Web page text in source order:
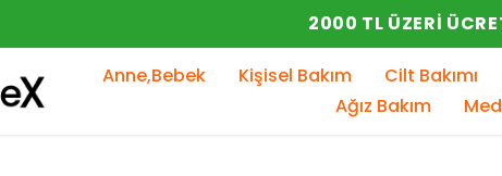
2000 TL ÜZERI
Anne,Bebek Kişisel Bakım Cilt Bakımı
Ağız Bakım